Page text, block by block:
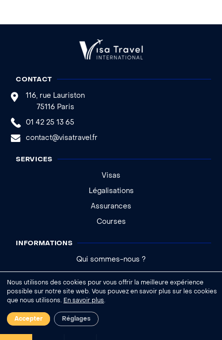
CONTACT
116, rue Lauriston
75116 Paris
01 42 25 13 65
contact@visatravel.fr
SERVICES
Visas
Légalisations
Assurances
Courses
INFORMATIONS
Qui sommes-nous ?
Aide - FAQ
Nous utilisons des cookies pour vous offrir la meilleure expérience
possible sur notre site web. Vous pouvez en savoir plus sur les cookies
que nous utilisons. En savoir plus.
Accepter Réglages